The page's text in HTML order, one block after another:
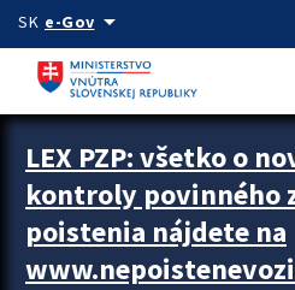
Preskocit na hlavný obsah
SK e-Govarrow_drop_down
Zastavit automatický posun upútavok
LEX PZP: všetko o
kontroly povinného
poistenia nájdete na